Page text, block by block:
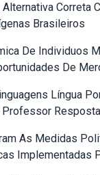
Correta
Brasileiros
De Individuos
De
Língua
Professor
As Medidas
Implementadas